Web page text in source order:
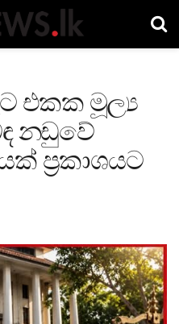
එකක මූල්‍ය
නඩුවේ
ප්‍රකාශයට